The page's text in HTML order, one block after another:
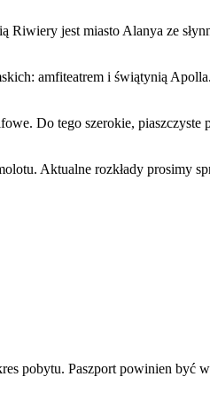
Riwiery jest miasto Alanya ze
amfiteatrem i świątynią
Do tego szerokie, piaszczyste
Aktualne rozkłady prosimy
pobytu. Paszport powinien być